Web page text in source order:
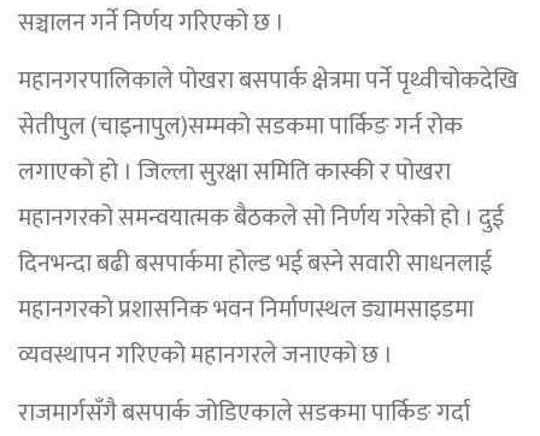
सञ्चालन गर्ने निर्णय गरिएको छ ।
महानगरपालिकाले पोखरा बसपार्क क्षेत्रमा पर्ने पृथ्वीचोकदेखि
सेतीपुल (चाइनापुल)सम्मको सडकमा पार्किङ गर्न रोक
लगाएको हो । जिल्ला सुरक्षा समिति कास्की र पोखरा
महानगरको समन्वयात्मक बैठकले सो निर्णय गरेको हो । दुई
दिनभन्दा बढी बसपार्कमा होल्ड भई बस्ने सवारी साधनलाई
महानगरको प्रशासनिक भवन निर्माणस्थल ड्यामसाइडमा
व्यवस्थापन गरिएको महानगरले जनाएको छ ।
राजमार्गसँगै बसपार्क जोडिएकाले सडकमा पार्किङ गर्दा